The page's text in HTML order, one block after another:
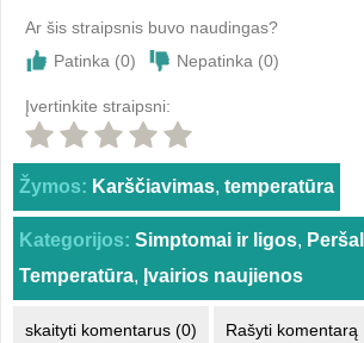
Ar šis straipsnis buvo naudingas?
Patinka (0) Nepatinka (0)
Įvertinkite straipsni:
Žymos: Karščiavimas, temperatūra
Kategorijos: Simptomai ir ligos,
Temperatūra, Įvairios naujienos
skaityti komentarus (0) Rašyti komentarą